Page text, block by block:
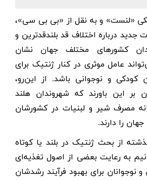
«لنست» و به‌ نقل از «بی بی سی»،
جدید درباره اختلاف قد بلندقدترین و
کشورهای مختلف جهان نشان
عامل موثری در کنار ژنتیک برای
کودکی و نوجوانی باشد. از این‌رو،
بر این باورند که شهروندان هلند
مصرف شیر و لبنیات در کشورشان
را دارند.
از بحث ژنتیک در بلند یا کوتاه
به رعایت بعضی از اصول تغذیه‌ای
نوجوانان برای بهبود فرآیند رشدشان